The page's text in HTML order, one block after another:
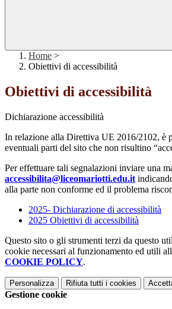
Home >
Obiettivi di accessibilità
Obiettivi di accessibilità
Dichiarazione accessibilità
In relazione alla Direttiva UE 2016/2102, è
eventuali parti del sito che non risultino
Per effettuare tali segnalazioni inviare una
accessibilita@liceomariotti.edu.it
alla parte non conforme ed il problema
2025- Dichiarazione di accessibilità
2025 Obiettivi di accessibilità
Questo sito o gli strumenti terzi da questo
cookie necessari al funzionamento ed utili
COOKIE POLICY.
Personalizza Rifiuta tutti i cookies
Gestione cookie